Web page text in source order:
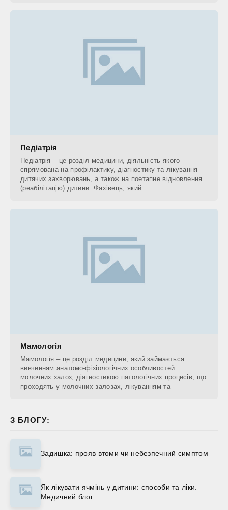
Педіатрія
Педіатрія – це розділ медицини, діяльність якого
спрямована на профілактику, діагностику та лікування
дитячих захворювань, а також на поетапне відновлення
(реабілітацію) дитини. Фахівець, який
Мамологія
Мамологія – це розділ медицини, який займається
вивченням анатомо-фізіологічних особливостей
молочних залоз, діагностикою патологічних процесів, що
проходять у молочних залозах, лікуванням та
З БЛОГУ:
Задишка: прояв втоми чи небезпечний симптом
Як лікувати ячмінь у дитини: способи та ліки.
Медичний блог